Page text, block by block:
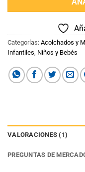
Categorías: Acolchados y
Infantiles, Niños y Bebés
VALORACIONES (1)
PREGUNTAS DE